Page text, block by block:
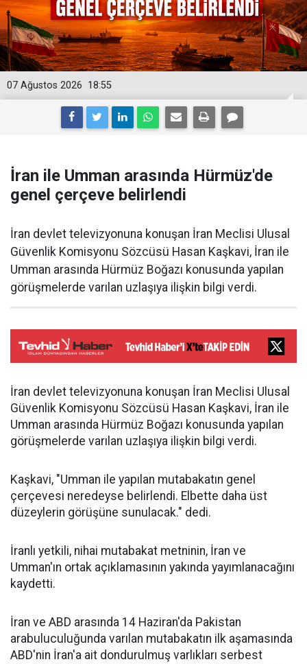
18:55
07 Ağustos 2026
İran ile Umman arasında Hürmüz'de
genel çerçeve belirlendi
İran devlet televizyonuna konuşan İran Meclisi Ulusal
Güvenlik Komisyonu Sözcüsü Hasan Kaşkavi, İran ile
Umman arasında Hürmüz Boğazı konusunda yapılan
görüşmelerde varılan uzlaşıya ilişkin bilgi verdi.
İran devlet televizyonuna konuşan İran Meclisi Ulusal
Güvenlik Komisyonu Sözcüsü Hasan Kaşkavi, İran ile
Umman arasında Hürmüz Boğazı konusunda yapılan
görüşmelerde varılan uzlaşıya ilişkin bilgi verdi.
Kaşkavi, "Umman ile yapılan mutabakatın genel
çerçevesi neredeyse belirlendi. Elbette daha üst
düzeylerin görüşüne sunulacak." dedi.
İranlı yetkili, nihai mutabakat metninin, İran ve
Umman'ın ortak açıklamasının yakında yayımlanacağını
kaydetti.
İran ve ABD arasında 14 Haziran'da Pakistan
arabuluculuğunda varılan mutabakatın ilk aşamasında
ABD'nin İran'a ait dondurulmuş varlıkları serbest